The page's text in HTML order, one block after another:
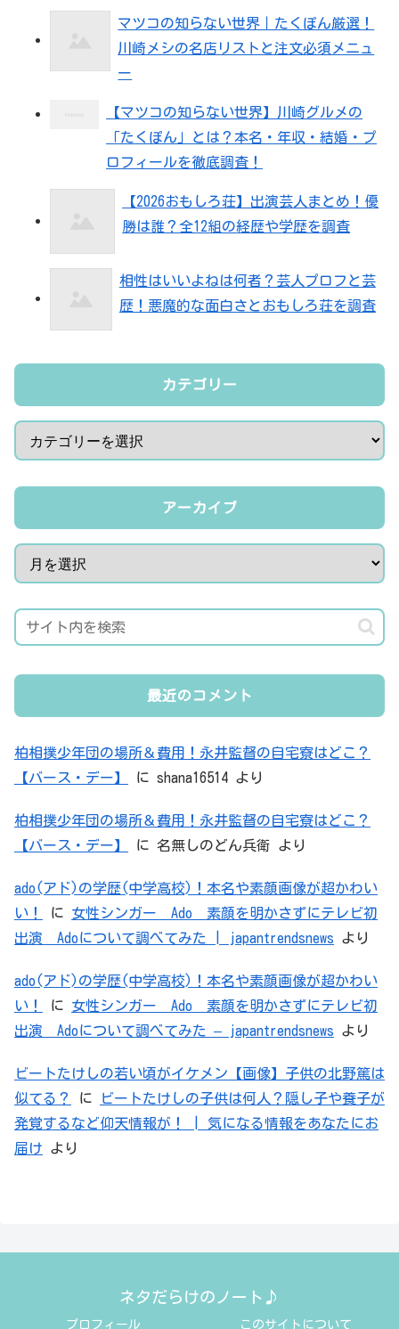
マツコの知らない世界｜たくぽん厳選！
川崎メシの名店リストと注文必須メニュ
ー
【マツコの知らない世界】川崎グルメの
「たくぽん」とは？本名・年収・結婚・プ
ロフィールを徹底調査！
【2026おもしろ荘】出演芸人まとめ！優
勝は誰？全12組の経歴や学歴を調査
相性はいいよねは何者？芸人プロフと芸
歴！悪魔的な面白さとおもしろ荘を調査
カテゴリー
アーカイブ
最近のコメント
柏相撲少年団の場所＆費用！永井監督の自宅寮はどこ？
【バース・デー】
に shana16514 より
柏相撲少年団の場所＆費用！永井監督の自宅寮はどこ？
【バース・デー】
に 名無しのどん兵衛 より
ado(アド)の学歴(中学高校)！本名や素顔画像が超かわい
い！
に 女性シンガー Ado 素顔を明かさずにテレビ初
出演 Adoについて調べてみた | japantrendsnews より
ado(アド)の学歴(中学高校)！本名や素顔画像が超かわい
い！
に 女性シンガー Ado 素顔を明かさずにテレビ初
出演 Adoについて調べてみた – japantrendsnews より
ビートたけしの若い頃がイケメン【画像】子供の北野篤は
似てる？
に
ビートたけしの子供は何人？隠し子や養子が
発覚するなど仰天情報が！ | 気になる情報をあなたにお
届け より
ネタだらけのノート♪
プロフィール このサイトについて